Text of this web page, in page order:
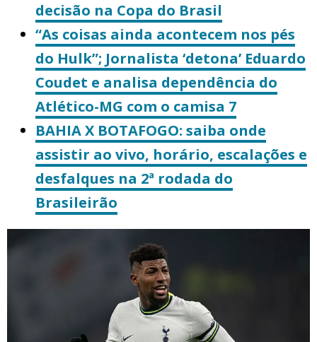
decisão na Copa do Brasil
“As coisas ainda acontecem nos pés
do Hulk”; Jornalista ‘detona’ Eduardo
Coudet e analisa dependência do
Atlético-MG com o camisa 7
BAHIA X BOTAFOGO: saiba onde
assistir ao vivo, horário, escalações e
desfalques na 2ª rodada do
Brasileirão